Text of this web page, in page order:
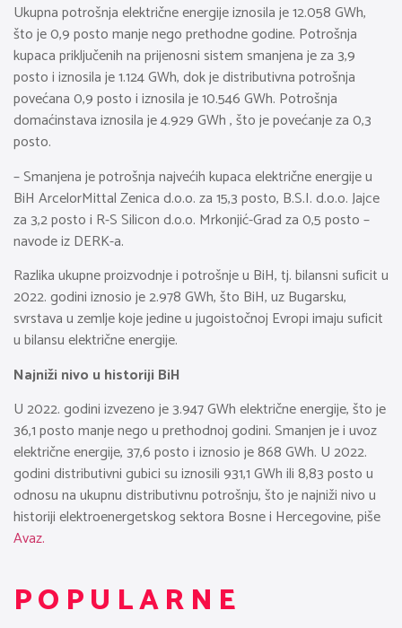
Ukupna potrošnja električne energije iznosila je 12.058 GWh,
što je 0,9 posto manje nego prethodne godine. Potrošnja
kupaca priključenih na prijenosni sistem smanjena je za 3,9
posto i iznosila je 1.124 GWh, dok je distributivna potrošnja
povećana 0,9 posto i iznosila je 10.546 GWh. Potrošnja
domaćinstava iznosila je 4.929 GWh , što je povećanje za 0,3
posto.
– Smanjena je potrošnja najvećih kupaca električne energije u
BiH ArcelorMittal Zenica d.o.o. za 15,3 posto, B.S.I. d.o.o. Jajce
za 3,2 posto i R-S Silicon d.o.o. Mrkonjić-Grad za 0,5 posto –
navode iz DERK-a.
Razlika ukupne proizvodnje i potrošnje u BiH, tj. bilansni suficit u
2022. godini iznosio je 2.978 GWh, što BiH, uz Bugarsku,
svrstava u zemlje koje jedine u jugoistočnoj Evropi imaju suficit
u bilansu električne energije.
Najniži nivo u historiji BiH
U 2022. godini izvezeno je 3.947 GWh električne energije, što je
36,1 posto manje nego u prethodnoj godini. Smanjen je i uvoz
električne energije, 37,6 posto i iznosio je 868 GWh. U 2022.
godini distributivni gubici su iznosili 931,1 GWh ili 8,83 posto u
odnosu na ukupnu distributivnu potrošnju, što je najniži nivo u
historiji elektroenergetskog sektora Bosne i Hercegovine, piše
Avaz.
POPULARNE